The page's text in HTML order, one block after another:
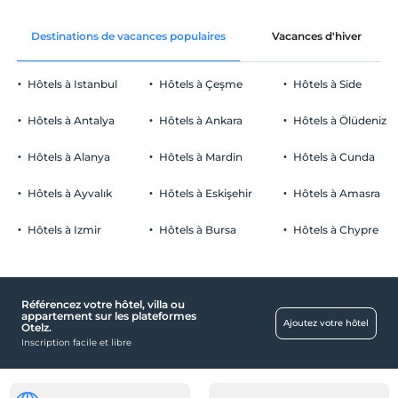
Parking (à l'extérieur de l'établissement)
Installation de service de colis
pièces
chambres non-fumeurs
De bébé
animaux
enfants
1 enfant(s) jusqu'à l'âge de 3 ans par chambre n'est/ne sont pas
facturé(s)
Corbeille de fruits dans la chambre
Destinations de vacances populaires Vacances d'hiver
Hôtels à Istanbul
Hôtels à Antalya
Hôtels à Alanya
Hôtels à Ayvalık
Hôtels à Izmir
Hôtels à Çeşme
Hôtels à Ankara
Hôtels à Mardin
Hôtels à Eskişehir
Hôtels à Bursa
Hôtels à Side
Hôtels à Ölüdeniz
Hôtels à Cunda
Hôtels à Amasra
Hôtels à Chypre
Référencez votre hôtel, villa ou
appartement sur les plateformes
Otelz.
Inscription facile et libre
Ajoutez votre hôtel